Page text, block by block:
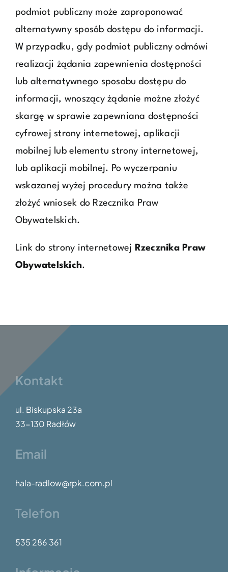
podmiot publiczny może zaproponować
alternatywny sposób dostępu do informacji.
W przypadku, gdy podmiot publiczny odmówi
realizacji żądania zapewnienia dostępności
lub alternatywnego sposobu dostępu do
informacji, wnoszący żądanie możne złożyć
skargę w sprawie zapewniana dostępności
cyfrowej strony internetowej, aplikacji
mobilnej lub elementu strony internetowej,
lub aplikacji mobilnej. Po wyczerpaniu
wskazanej wyżej procedury można także
złożyć wniosek do Rzecznika Praw
Obywatelskich.
Link do strony internetowej Rzecznika Praw
Obywatelskich.
Kontakt
ul. Biskupska 23a
33-130 Radłów
Email
hala-radlow@rpk.com.pl
Telefon
535 286 361